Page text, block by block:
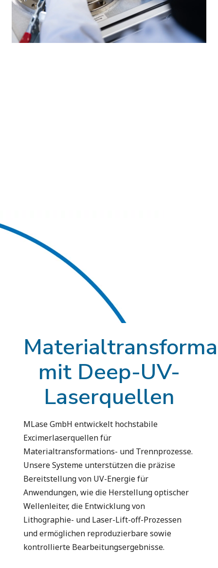
mit Deep-UV-
Laserquellen
MLase GmbH entwickelt hochstabile
Excimerlaserquellen für
Materialtransformations- und Trennprozesse.
Unsere Systeme unterstützen die präzise
Bereitstellung von UV-Energie für
Anwendungen, wie die Herstellung optischer
Wellenleiter, die Entwicklung von
Lithographie- und Laser-Lift-off-Prozessen
und ermöglichen reproduzierbare sowie
kontrollierte Bearbeitungsergebnisse.